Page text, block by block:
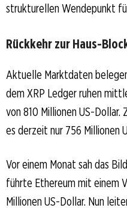
strukturellen Wendepunkt
Rückkehr zur Haus-
Aktuelle Marktdaten
dem XRP Ledger ruhen
von 810 Millionen US-Dollar.
es derzeit nur 756 Millionen
Vor einem Monat sah das
führte Ethereum mit einem
Millionen US-Dollar. Nun